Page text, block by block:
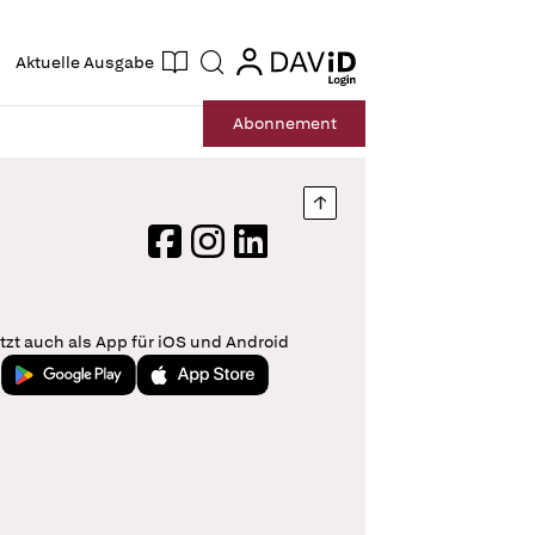
Aktuelle Ausgabe Suche login
login
Abonnement
Nach oben springen
FacebookInstagram
LinkedIn
auch als App für iOS und Android
Jetzt bei Google PlayLaden im App Store